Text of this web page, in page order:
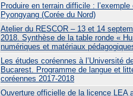
Produire en terrain difficile : l’exemple
Pyongyang (Corée du Nord)
Atelier du RESCOR – 13 et 14
2018. Synthèse de la table ronde «
numériques et matériaux
Les études coréennes à l’Université
Bucarest. Programme de langue et
coréennes 2017-2018
Ouverture officielle de la licence LEA